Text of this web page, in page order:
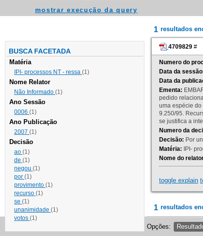
mostrar execução da query
BUSCA FACETADA
Matéria
IPI- processos NT - ressa (1)
Nome Relator
Não Informado (1)
Ano Sessão
0006 (1)
Ano Publicação
2007 (1)
Decisão
ao (1)
de (1)
negou (1)
por (1)
provimento (1)
recurso (1)
se (1)
unanimidade (1)
votos (1)
1 resultados
4709829 #
Numero do
Data da
Data da
Ementa:
pedido
uma espécie do
9.250/95.
se justifica a
Numero da
Decisão: Por
Matéria: IPI-
Nome do
toggle explain
1 resultados
Opções: